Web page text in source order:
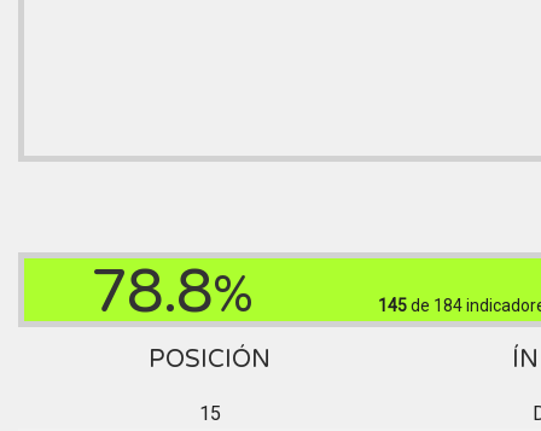
78.8% 145de 184
POSICIÓN
15